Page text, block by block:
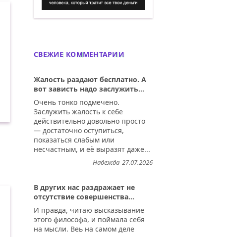
Когда нашёл человека, который
СВЕЖИЕ КОММЕНТАРИИ
Жалость раздают бесплатно. А
вот зависть надо заслужить...
Очень тонко подмечено.
Заслужить жалость к себе
действительно довольно просто
— достаточно оступиться,
показаться слабым или
несчастным, и её выразят даже...
27.07.2026
Надежда
В других нас раздражает не
отсутствие совершенства...
И правда, читаю высказывание
этого философа, и поймала себя
на мысли. Веь на самом деле